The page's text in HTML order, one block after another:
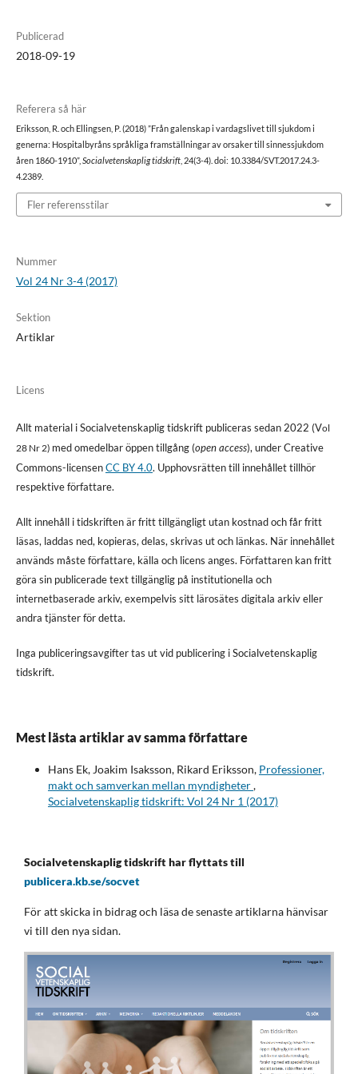
Publicerad
2018-09-19
Referera så här
Eriksson, R. och Ellingsen, P. (2018) ”Från galenskap i vardagslivet till sjukdom i
generna: Hospitalbyråns språkliga framställningar av orsaker till sinnessjukdom
åren 1860-1910”, Socialvetenskaplig tidskrift, 24(3-4). doi: 10.3384/SVT.2017.24.3-
4.2389.
Fler referensstilar
Nummer
Vol 24 Nr 3-4 (2017)
Sektion
Artiklar
Licens
Allt material i Socialvetenskaplig tidskrift publiceras sedan 2022 (Vol
28 Nr 2) med omedelbar öppen tillgång (open access), under Creative
Commons-licensenCC BY 4.0. Upphovsrätten till innehållet tillhör
respektive författare.
Allt innehåll i tidskriften är fritt tillgängligt utan kostnad och får fritt
läsas, laddas ned, kopieras, delas, skrivas ut och länkas. När innehållet
används måste författare, källa och licens anges. Författaren kan fritt
göra sin publicerade text tillgänglig på institutionella och
internetbaserade arkiv, exempelvis sitt lärosätes digitala arkiv eller
andra tjänster för detta.
Inga publiceringsavgifter tas ut vid publicering i Socialvetenskaplig
tidskrift.
Mest lästa artiklar av samma författare
Hans Ek, Joakim Isaksson, Rikard Eriksson, Professioner,
makt och samverkan mellan myndigheter,
Socialvetenskaplig tidskrift: Vol 24 Nr 1 (2017)
Socialvetenskaplig tidskrift har flyttats till
publicera.kb.se/socvet
För att skicka in bidrag och läsa de senaste artiklarna hänvisar
vi till den nya sidan.